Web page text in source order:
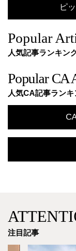
ピ
Popular
人気記事ランキン
Popular CA
人気CA記事ランキ
注目記事